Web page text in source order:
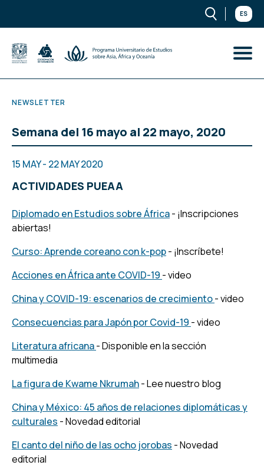
ES
NEWSLETTER
Semana del 16 mayo al 22 mayo, 2020
15 MAY - 22 MAY 2020
ACTIVIDADES PUEAA
Diplomado en Estudios sobre África- ¡Inscripciones
abiertas!
Curso: Aprende coreano con k-pop- ¡Inscríbete!
Acciones en África ante COVID-19 - video
China y COVID-19: escenarios de crecimiento- video
Consecuencias para Japón por Covid-19 - video
Literatura africana- Disponible en la sección
multimedia
La figura de Kwame Nkrumah- Lee nuestro blog
China y México: 45 años de relaciones diplomáticas y
culturales - Novedad editorial
El canto del niño de las ocho jorobas - Novedad
editorial